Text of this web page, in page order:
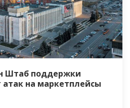
Штаб поддержки
на маркетплейсы